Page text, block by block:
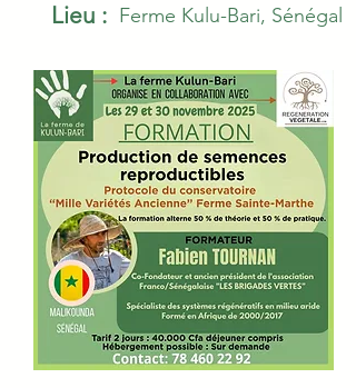
Lieu : Ferme Kulu-Bari, Sénégal